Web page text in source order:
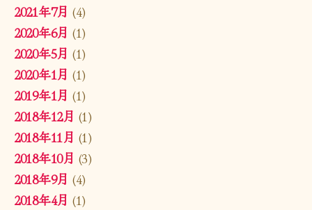
2021年7月 (4)
2020年6月 (1)
2020年5月 (1)
2020年1月 (1)
2019年1月 (1)
2018年12月 (1)
2018年11月 (1)
2018年10月 (3)
2018年9月 (4)
2018年4月 (1)